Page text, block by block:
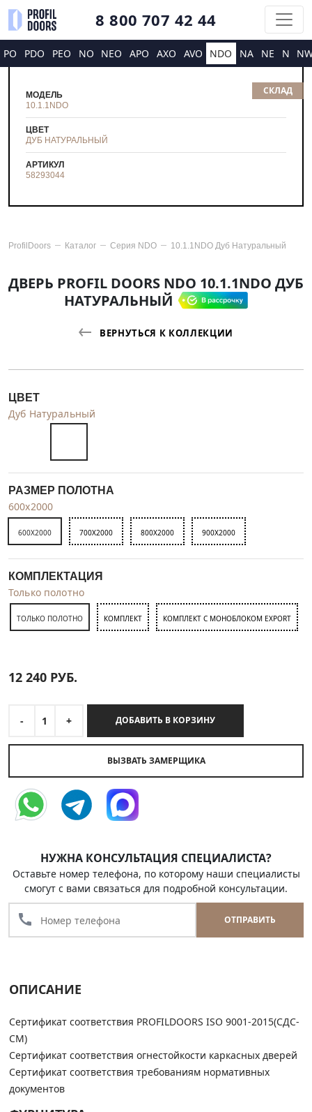
8 800 707 42 44
PO PDO PEO NO NEO APO AXO AVO NDO NA NE N
СКЛАД
МОДЕЛЬ
10.1.1NDO
ЦВЕТ
ДУБ НАТУРАЛЬНЫЙ
АРТИКУЛ
58293044
ProfilDoors Каталог Серия NDO 10.1.1NDO Дуб Натуральный
ДВЕРЬ PROFIL DOORS NDO 10.1.1NDO ДУБ
НАТУРАЛЬНЫЙ
ВЕРНУТЬСЯ К КОЛЛЕКЦИИ
ЦВЕТ
Дуб Натуральный
РАЗМЕР ПОЛОТНА
600x2000
600X2000 700X2000 800X2000 900X2000
КОМПЛЕКТАЦИЯ
Только полотно
ТОЛЬКО ПОЛОТНО КОМПЛЕКТ КОМПЛЕКТ С МОНОБЛОКОМ EXPORT
12 240 РУБ.
- 1 + ДОБАВИТЬ В КОРЗИНУ
ВЫЗВАТЬ ЗАМЕРЩИКА
НУЖНА КОНСУЛЬТАЦИЯ СПЕЦИАЛИСТА?
Оставьте номер телефона, по которому наши специалисты
смогут с вами связаться для подробной консультации.
call ОТПРАВИТЬ
ОПИСАНИЕ
Сертификат соответствия PROFILDOORS ISO 9001-2015(СДС-
СМ)
Сертификат соответствия огнестойкости каркасных дверей
Сертификат соответствия требованиям нормативных
документов